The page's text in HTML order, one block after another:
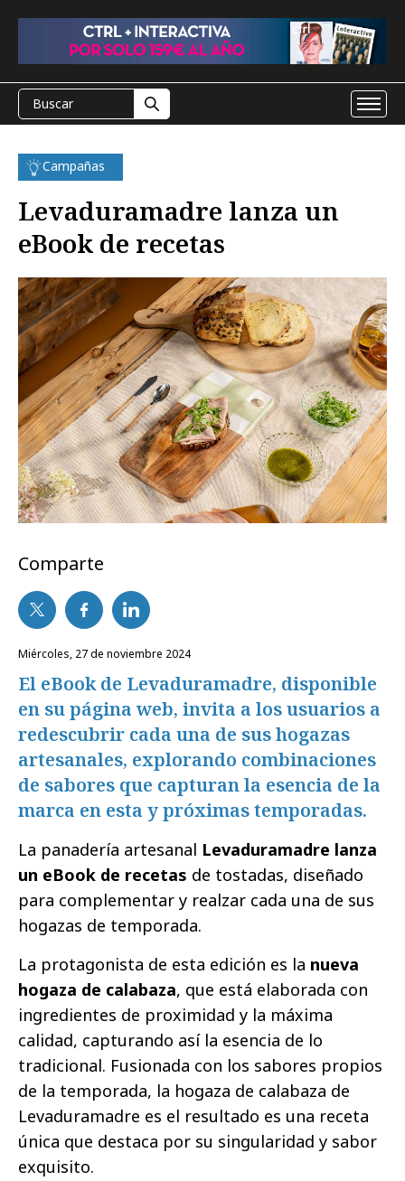
Campañas
Levaduramadre lanza un
eBook de recetas
Comparte
miércoles, 27 de noviembre 2024
El eBook de Levaduramadre, disponible
en su página web, invita a los usuarios a
redescubrir cada una de sus hogazas
artesanales, explorando combinaciones
de sabores que capturan la esencia de la
marca en esta y próximas temporadas.
La panadería artesanal Levaduramadre lanza
un eBook de recetas de tostadas, diseñado
para complementar y realzar cada una de sus
hogazas de temporada.
La protagonista de esta edición es la nueva
hogaza de calabaza, que está elaborada con
ingredientes de proximidad y la máxima
calidad, capturando así la esencia de lo
tradicional. Fusionada con los sabores propios
de la temporada, la hogaza de calabaza de
Levaduramadre es el resultado es una receta
única que destaca por su singularidad y sabor
exquisito.